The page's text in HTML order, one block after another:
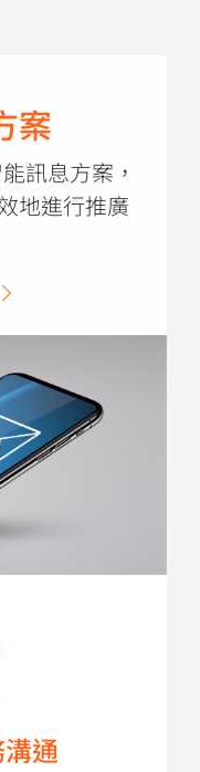
案
訊息方案，
地進行推廣
溝通